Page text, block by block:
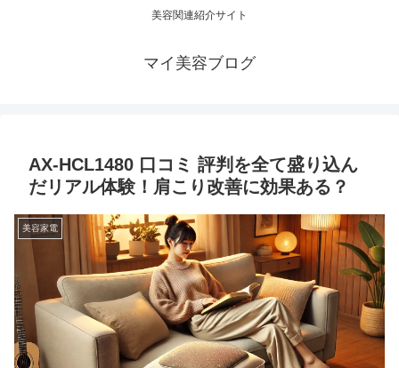
美容関連紹介サイト
マイ美容ブログ
AX-HCL1480 口コミ 評判を全て盛り込ん
だリアル体験！肩こり改善に効果ある？
美容家電